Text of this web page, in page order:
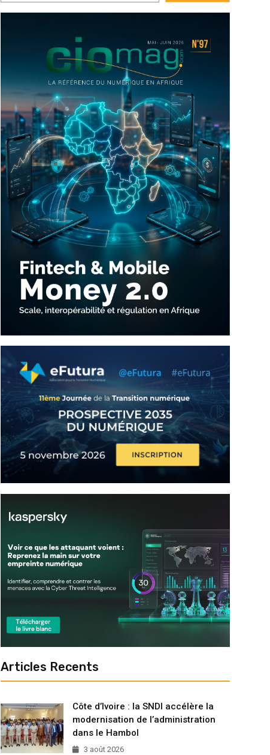
Articles Recents
Côte d’Ivoire : la SNDI accélère la
modernisation de l’administration
dans le Hambol
3 août 2026